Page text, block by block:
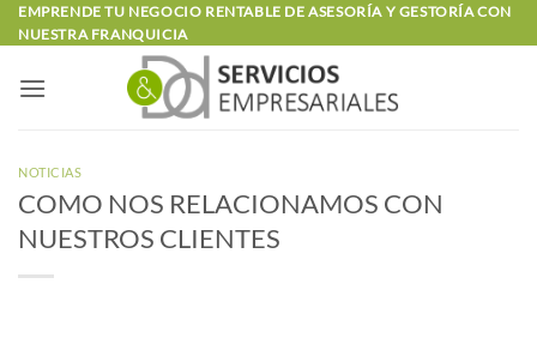
Saltar
al
EMPRENDE TU NEGOCIO RENTABLE DE ASESORÍA Y GESTORÍA CON
NUESTRA FRANQUICIA
NOTICIAS
COMO NOS RELACIONAMOS CON
NUESTROS CLIENTES